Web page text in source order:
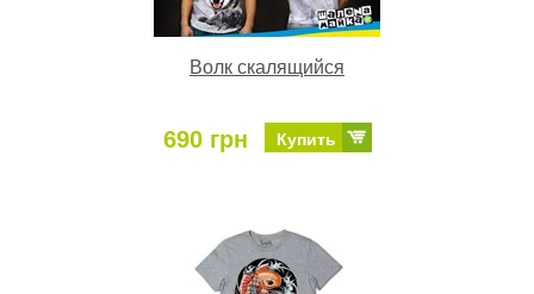
Волк скалящийся
690 грн Купить